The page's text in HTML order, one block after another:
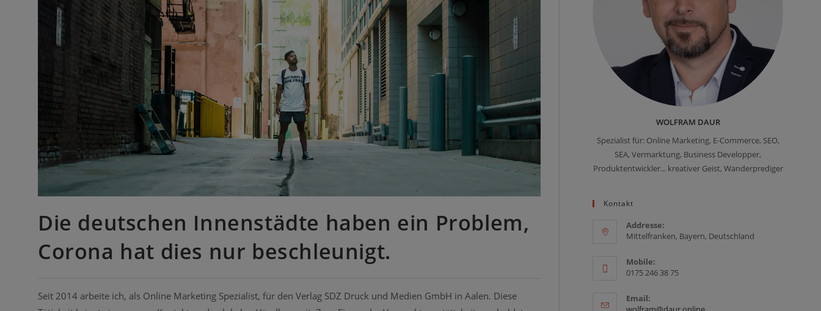
Die deutschen Innenstädte haben ein Problem,
Corona hat dies nur beschleunigt.
Seit 2014 arbeite ich, als Online Marketing Spezialist, für den Verlag SDZ Druck und Medien GmbH in Aalen. Diese
WOLFRAM DAUR
Spezialist für: Online Marketing, E-Commerce, SEO,
SEA, Vermarktung, Business Developper,
Produktentwickler... kreativer Geist, Wanderprediger
Kontakt
Addresse:
Mittelfranken, Bayern, Deutschland
Mobile:
0175 246 38 75
Email:
Opens